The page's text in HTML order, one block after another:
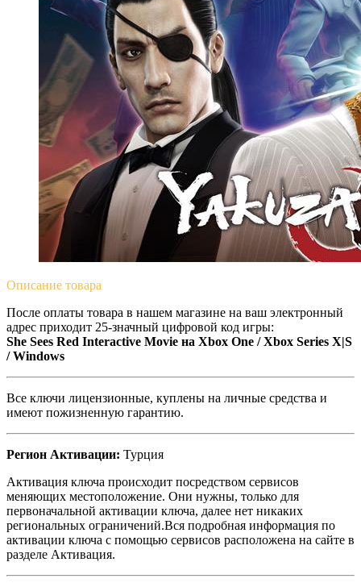
Описание товара
После оплаты товара в нашем магазине на ваш электронный
адрес приходит 25-значный цифровой код игры:
She Sees Red Interactive Movie на Xbox One / Xbox Series X|S
/ Windows
Все ключи лицензионные, куплены на личные средства и
имеют пожизненную гарантию.
Регион Активации: Турция
Активация ключа происходит посредством сервисов
меняющих местоположение. Они нужны, только для
первоначальной активации ключа, далее нет никаких
региональных ограничений.Вся подробная информация по
активации ключа с помощью сервисов расположена на сайте в
разделе Активация.